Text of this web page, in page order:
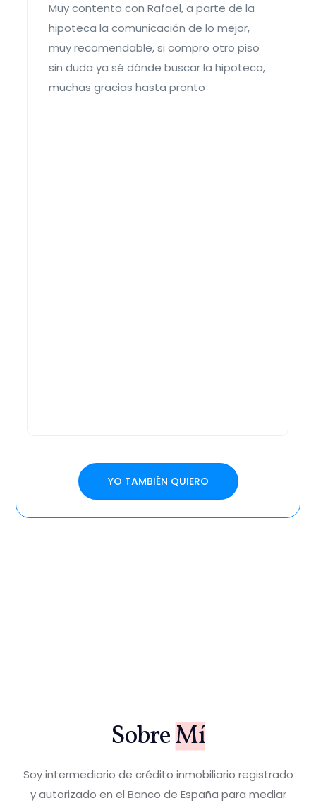
Muy contento con Rafael, a parte de la
hipoteca la comunicación de lo mejor,
muy recomendable, si compro otro piso
sin duda ya sé dónde buscar la hipoteca,
muchas gracias hasta pronto
YO TAMBIÉN QUIERO
SobreMí
Soy intermediario de crédito inmobiliario registrado
y autorizado en el Banco de España para mediar